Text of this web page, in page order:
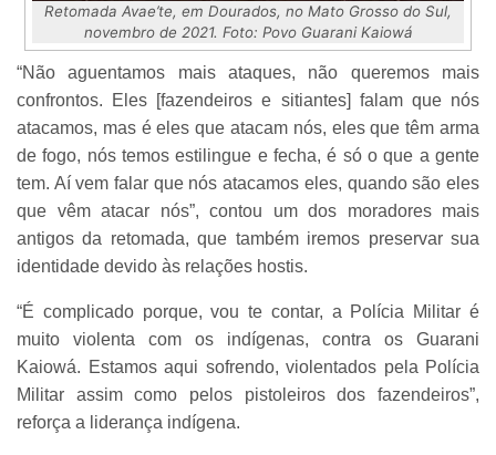
Retomada Avae’te, em Dourados, no Mato Grosso do Sul,
novembro de 2021. Foto: Povo Guarani Kaiowá
“Não aguentamos mais ataques, não queremos mais
confrontos. Eles [fazendeiros e sitiantes] falam que nós
atacamos, mas é eles que atacam nós, eles que têm arma
de fogo, nós temos estilingue e fecha, é só o que a gente
tem. Aí vem falar que nós atacamos eles, quando são eles
que vêm atacar nós”, contou um dos moradores mais
antigos da retomada, que também iremos preservar sua
identidade devido às relações hostis.
“É complicado porque, vou te contar, a Polícia Militar é
muito violenta com os indígenas, contra os Guarani
Kaiowá. Estamos aqui sofrendo, violentados pela Polícia
Militar assim como pelos pistoleiros dos fazendeiros”,
reforça a liderança indígena.